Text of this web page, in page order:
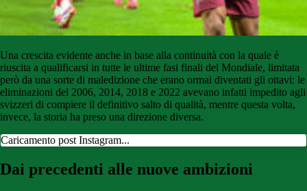
Una crescita evidente anche in base alla continuità con la quale è
riuscita a qualificarsi in tutte le ultime fasi finali del Mondiale, limitata
però da una sorte di maledizione che erano ormai diventati gli ottavi: le
eliminazioni del 2006, 2014, 2018 e 2022 avevano infatti impedito agli
svizzeri di compiere il definitivo salto di qualità, mentre questa volta,
invece, la storia ha preso una direzione diversa.
Caricamento post Instagram...
Dai precedenti alle nuove ambizioni